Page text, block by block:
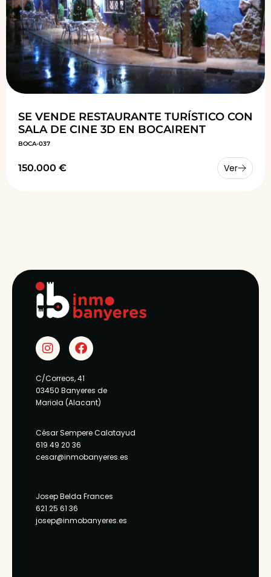
SE VENDE RESTAURANTE TURÍSTICO CON
SALA DE CINE 3D EN BOCAIRENT
BOCA-037
150.000 € Ver
C/Correos, 41
03450 Banyeres de
Mariola (Alacant)
César Sempere Calatayud
619 49 20 36
cesar@inmobanyeres.es
Josep Belda Frances
621 25 61 36
josep@inmobanyeres.es